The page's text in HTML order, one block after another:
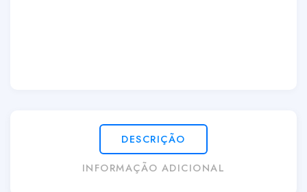
DESCRIÇÃO
INFORMAÇÃO ADICIONAL